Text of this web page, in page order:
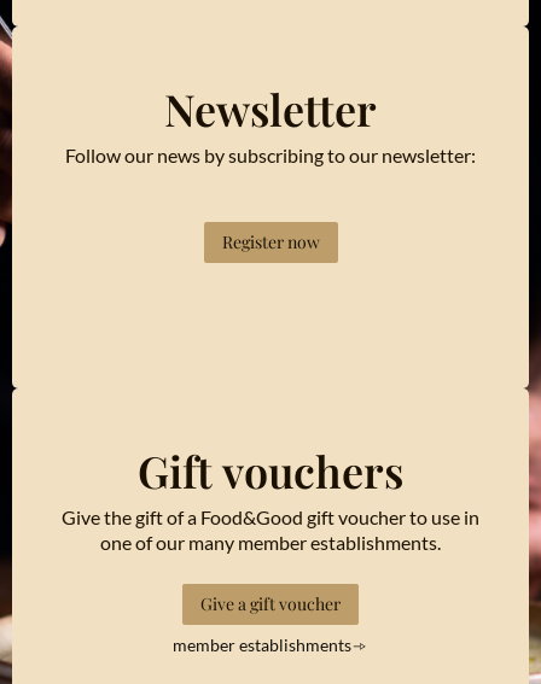
Newsletter
Follow our news by subscribing to our newsletter:
Register now
Gift vouchers
Give the gift of a Food&Good gift voucher to use in
one of our many member establishments.
Give a gift voucher
member establishments